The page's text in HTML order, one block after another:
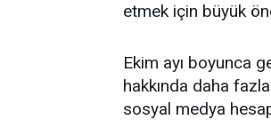
etmek için büyük
Ekim ayı boyunca
hakkında daha
sosyal medya